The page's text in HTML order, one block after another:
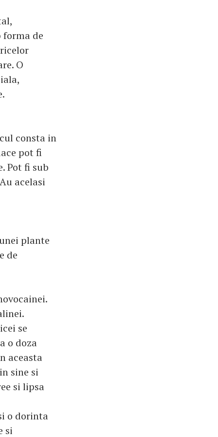
de
O
consta in
pot fi
Pot fi sub
acelasi
plante
de
se
o doza
aceasta
sine si
si lipsa
o dorinta
si